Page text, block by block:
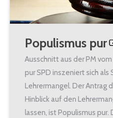
Populismus pur
Ausschnitt aus der PM
pur SPD inszeniert sich
Lehrermangel. Der Antrag
Hinblick auf den
lassen, ist Populismus pur.